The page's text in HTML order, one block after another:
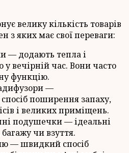
велику кількість товарів
з яких має свої переваги:
— додають тепла і
у вечірній час. Вони часто
функцію.
—
поширення запаху,
і великих приміщень.
подушечки — ідеальні
чи взуття.
— швидкий спосіб